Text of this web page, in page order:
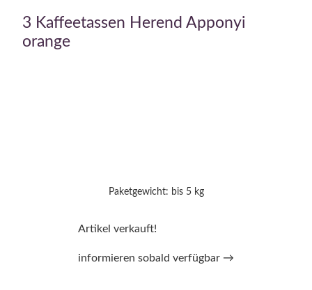
3 Kaffeetassen Herend Apponyi
orange
Paketgewicht: bis 5 kg
Artikel verkauft!
informieren sobald verfügbar →